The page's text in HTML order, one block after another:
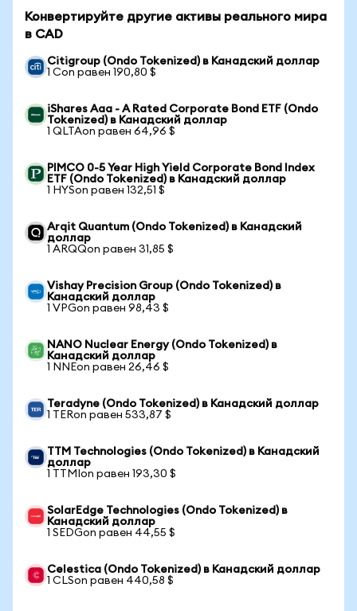
Конвертируйте другие активы реального мира
в CAD
Citigroup (Ondo Tokenized) в Канадский доллар
1 Con равен 190,80 $
iShares Aaa - A Rated Corporate Bond ETF (Ondo
Tokenized) в Канадский доллар
1 QLTAon равен 64,96 $
PIMCO 0-5 Year High Yield Corporate Bond Index
ETF (Ondo Tokenized) в Канадский доллар
1 HYSon равен 132,51 $
Arqit Quantum (Ondo Tokenized) в Канадский
доллар
1 ARQQon равен 31,85 $
Vishay Precision Group (Ondo Tokenized) в
Канадский доллар
1 VPGon равен 98,43 $
NANO Nuclear Energy (Ondo Tokenized) в
Канадский доллар
1 NNEon равен 26,46 $
Teradyne (Ondo Tokenized) в Канадский доллар
1 TERon равен 533,87 $
TTM Technologies (Ondo Tokenized) в Канадский
доллар
1 TTMIon равен 193,30 $
SolarEdge Technologies (Ondo Tokenized) в
Канадский доллар
1 SEDGon равен 44,55 $
Celestica (Ondo Tokenized) в Канадский доллар
1 CLSon равен 440,58 $